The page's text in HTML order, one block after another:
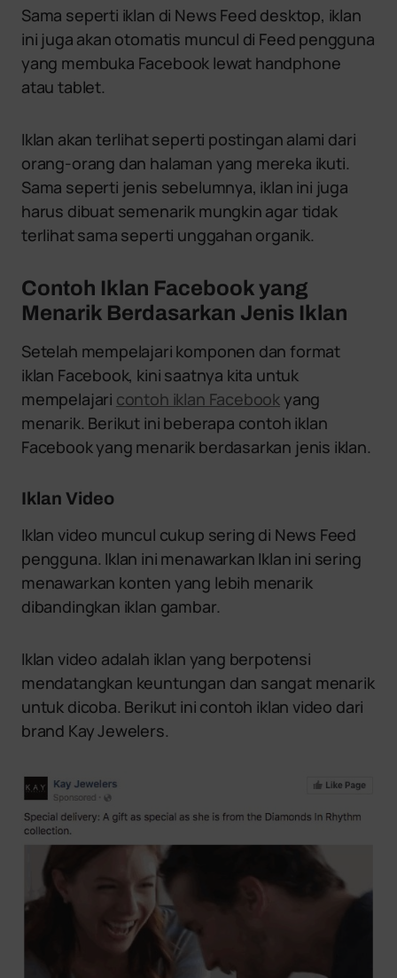
Sama seperti iklan di News Feed desktop, iklan
ini juga akan otomatis muncul di Feed pengguna
yang membuka Facebook lewat handphone
atau tablet.
Iklan akan terlihat seperti postingan alami dari
orang-orang dan halaman yang mereka ikuti.
Sama seperti jenis sebelumnya, iklan ini juga
harus dibuat semenarik mungkin agar tidak
terlihat sama seperti unggahan organik.
Contoh Iklan Facebook yang
Menarik Berdasarkan Jenis Iklan
Setelah mempelajari komponen dan format
iklan Facebook, kini saatnya kita untuk
mempelajari contoh iklan Facebookyang
menarik. Berikut ini beberapa contoh iklan
Facebook yang menarik berdasarkan jenis iklan.
Iklan Video
Iklan video muncul cukup sering di News Feed
pengguna. Iklan ini menawarkan Iklan ini sering
menawarkan konten yang lebih menarik
dibandingkan iklan gambar.
Iklan video adalah iklan yang berpotensi
mendatangkan keuntungan dan sangat menarik
untuk dicoba. Berikut ini contoh iklan video dari
brand Kay Jewelers.